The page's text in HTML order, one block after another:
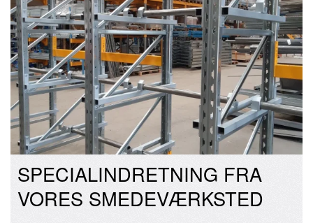
SPECIALINDRETNING FRA
VORES SMEDEVÆRKSTED